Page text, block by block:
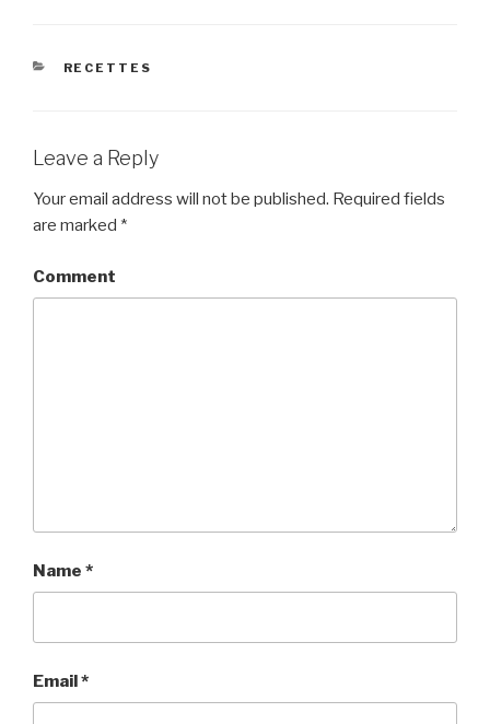
CATEGORIES
RECETTES
Leave a Reply
Your email address will not be published. Required fields
are marked *
Comment
Name *
Email*